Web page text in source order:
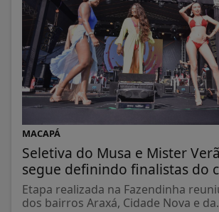
MACAPÁ
Seletiva do Musa e Mister
segue definindo finalistas do
Etapa realizada na Fazendinha
dos bairros Araxá, Cidade Nova e